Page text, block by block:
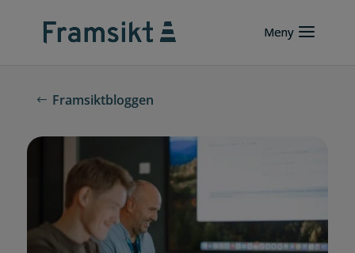
Framsiktbloggen